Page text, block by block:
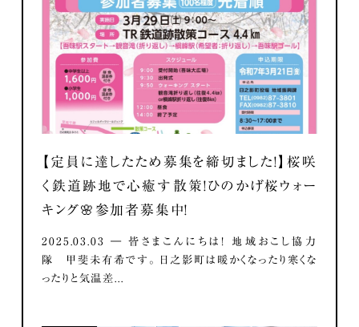
【定員に達したため募集を締切ました！】桜咲
く鉄道跡地で心癒す散策！ひのかげ桜ウォー
キング🌸参加者募集中！
2025.03.03 ― 皆さまこんにちは！ 地域おこし協力
隊 甲斐未有希です。 日之影町は暖かくなったり寒くな
ったりと気温差...